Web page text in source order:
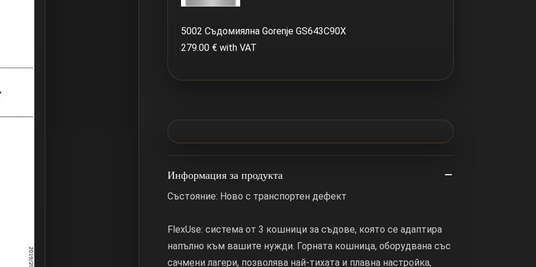
5002 Съдомиялна Gorenje GS643C90X
279.00 € with VAT
Информация за продукта
Състояние: Ново с транспортен дефект
FlexUse: система от 3 кошници за съдове, която се адаптира
напълно към вашите нужди. Горната кошница, оборудвана със
сачмени лагери, позволява най-тихата и плавна настройка,